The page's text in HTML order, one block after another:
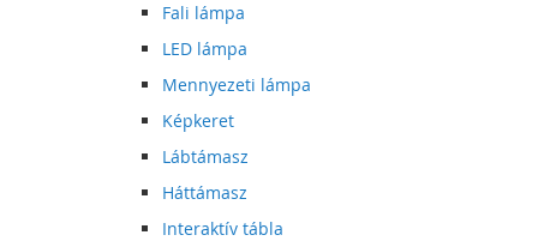
Fali lámpa
LED lámpa
Mennyezeti lámpa
Képkeret
Lábtámasz
Háttámasz
Interaktív tábla